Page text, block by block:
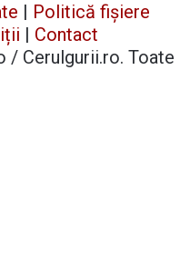
| Politică fișiere
| Contact
Cerulgurii.ro. Toate